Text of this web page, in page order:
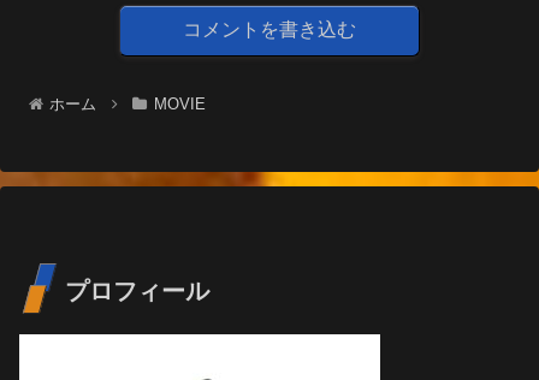
コメントを書き込む
ホーム MOVIE
プロフィール